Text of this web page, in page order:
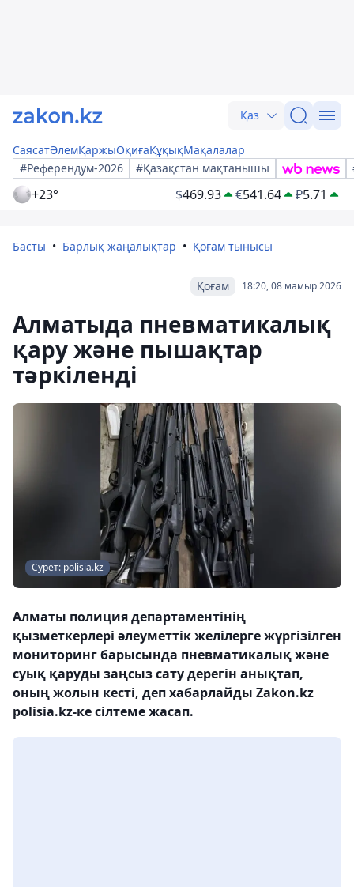
Қаз
СаясатӘлемҚаржыОқиғаҚұқықМақалалар
#Референдум-2026
#Қазақстан мақтанышы
+23° $469.93 €541.64 ₽5.71
Басты Барлық жаңалықтар Қоғам тынысы
18:20, 08 мамыр 2026
Қоғам
Алматыда пневматикалық
қару және пышақтар
тәркіленді
Сурет: polisia.kz
Алматы полиция департаментінің
қызметкерлері әлеуметтік желілерге жүргізілген
мониторинг барысында пневматикалық және
суық қаруды заңсыз сату дерегін анықтап,
оның жолын кесті, деп хабарлайды Zakon.kz
polisia.kz-ке сілтеме жасап.